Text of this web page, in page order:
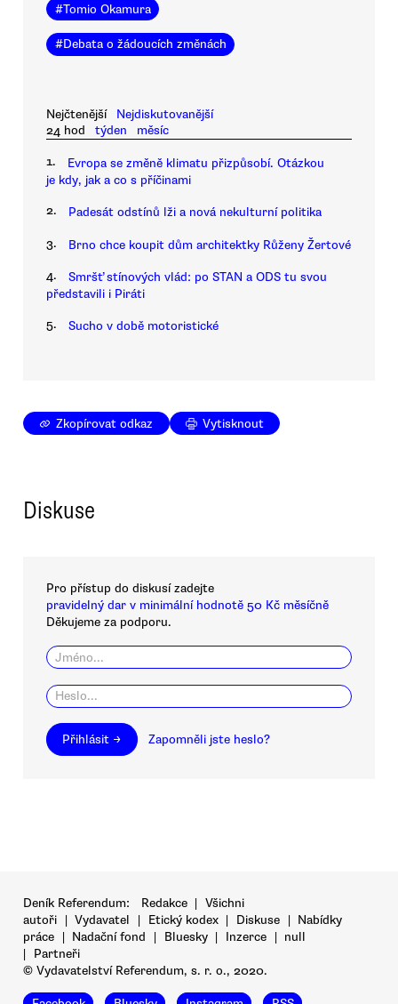
#Tomio Okamura
#Debata o žádoucích změnách
Nejčtenější
Nejdiskutovanější
24 hod
týden měsíc
1.
Evropa se změně klimatu přizpůsobí. Otázkou
je kdy, jak a co s příčinami
2. Padesát odstínů lži a nová nekulturní politika
3. Brno chce koupit dům architektky Růženy Žertové
4.
Smršť stínových vlád: po STAN a ODS tu svou
představili i Piráti
5. Sucho v době motoristické
Zkopírovat odkaz Vytisknout
Diskuse
Pro přístup do diskusí zadejte
pravidelný dar v minimální hodnotě 50 Kč měsíčně
Děkujeme za podporu.
Přihlásit → Zapomněli jste heslo?
Deník Referendum: Redakce | Všichni
autoři | Vydavatel | Etický kodex | Diskuse | Nabídky
práce | Nadační fond | Bluesky | Inzerce | null
|
Partneři
© Vydavatelství Referendum, s. r. o., 2020.